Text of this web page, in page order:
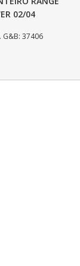
02/04
G&B: 37406